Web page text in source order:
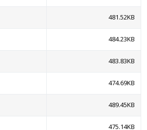
481.52KB
484.23KB
483.83KB
474.69KB
489.45KB
475.14KB